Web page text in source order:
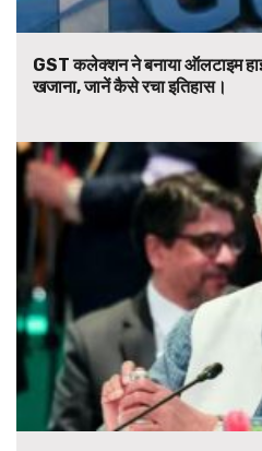
GST कलेक्शन ने बनाया ऑलटाइम हाई
खजाना, जानें कैसे रचा इतिहास।